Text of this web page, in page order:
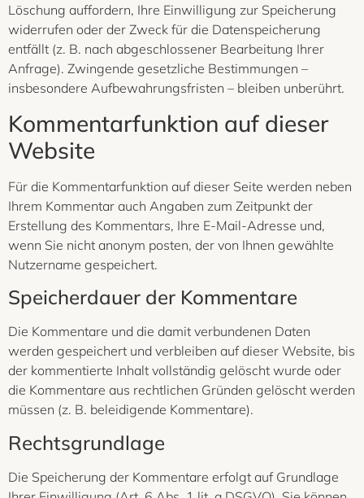
Löschung auffordern, Ihre Einwilligung zur Speicherung
widerrufen oder der Zweck für die Datenspeicherung
entfällt (z. B. nach abgeschlossener Bearbeitung Ihrer
Anfrage). Zwingende gesetzliche Bestimmungen –
insbesondere Aufbewahrungsfristen – bleiben unberührt.
Kommentar­funktion auf dieser
Website
Für die Kommentarfunktion auf dieser Seite werden neben
Ihrem Kommentar auch Angaben zum Zeitpunkt der
Erstellung des Kommentars, Ihre E-Mail-Adresse und,
wenn Sie nicht anonym posten, der von Ihnen gewählte
Nutzername gespeichert.
Speicherdauer der Kommentare
Die Kommentare und die damit verbundenen Daten
werden gespeichert und verbleiben auf dieser Website, bis
der kommentierte Inhalt vollständig gelöscht wurde oder
die Kommentare aus rechtlichen Gründen gelöscht werden
müssen (z. B. beleidigende Kommentare).
Rechtsgrundlage
Die Speicherung der Kommentare erfolgt auf Grundlage